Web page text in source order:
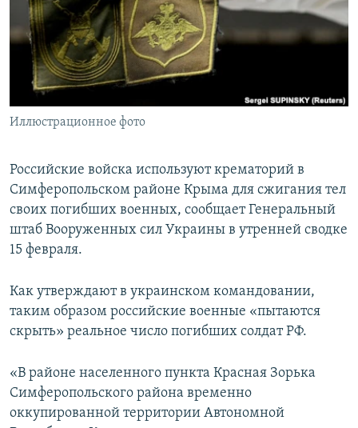
ПОБЕДИТЕЛЕЙ НЕ СУДЯТ?
КРЫМ.НЕПОКОРЕННЫЙ
ELIFBE
ПРИСОЕДИНЯЙТЕСЬ!
Все сайты RFE/RL
Иллюстрационное фото
Российские войска используют крематорий в
Симферопольском районе Крыма для сжигания тел
своих погибших военных, сообщает Генеральный
штаб Вооруженных сил Украины в утренней сводке
15 февраля.
Как утверждают в украинском командовании,
таким образом российские военные «пытаются
скрыть» реальное число погибших солдат РФ.
«В районе населенного пункта Красная Зорька
Симферопольского района временно
оккупированной территории Автономной